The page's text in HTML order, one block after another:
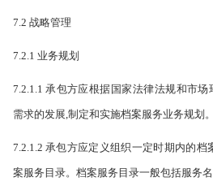
7.2 战略管理
7.2.1 业务规划
7.2.1.1 承包方应根据国家法律法规和市
需求的发展,制定和实施档案服务业务规划。
7.2.1.2 承包方应定义组织一定时期内的
案服务目录。档案服务目录一般包括服务